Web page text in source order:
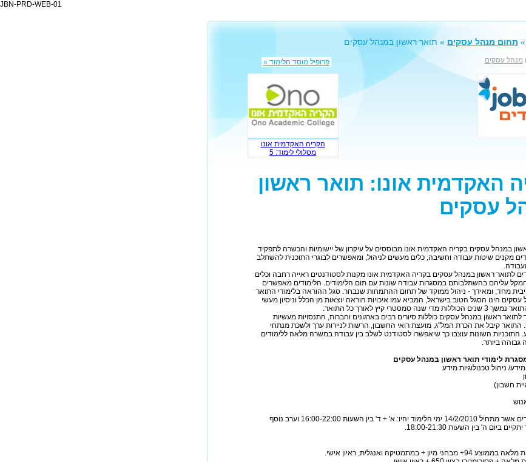
JBN-PRD-WEB-01
» תחום מנהל עסקים » תואר ראשון במנהל עסקים
מנהל עסקים פרופיל מוסד הלימוד »
הקריה האקדמית אונו
מסלולי לימוד: 5
האקדמית אונו: תואר ראשון
עסקים
במנהל עסקים בקריה האקדמית אונו מבוססים על עיקרון של יישומיות והכשרה לתפקיד
מקנים שיטות עבודה וחשיבה, כלים מעשים לניהול, ומאפשרים לבוגרי התוכנית להשתלב
לתואר ראשון במנהל עסקים בקריה האקדמית אונו מקנות לסטודנטים ראייה רחבה וכלים
עליהם בהשתלבותם במסגרות עבודה שונות עם תום הלימודים. הלימודים מאפשרים
מחד, ומאידך - ניהול ממוקד של תחום ההתמחות שנבחר. סגל ההוראה בלימודי התואר
הינו הסגל הטוב בישראל, המביא עמו איכויות הוראה יוצאות מן הכלל וניסיון מעשי
שנה סמסטרי קיץ לאורך כל התואר.
לתואר ראשון במנהל עסקים כוללות סיורים רבים בארגונים וחברות, התנסויות מעשיות
התואר קיבל את הכרת המל"ג, מועצת רואי החשבון, הרשות לניירות ערך ולשכת מנתחי
התוכניות השונות עוצבו כך שיאפשרו לסטודנט לשלב בין עבודה במשרה מלאה ללימודים
גבוהה ביותר.
לימודי תואר ראשון במנהל עסקים
ניהול טכנולוגיות מידע
חשבון)
במחזור הלימודים אשר מתחיל 14/2/2010 ימי הלימוד יהיו: א' + ד' בין השעות 16:00-22:00 וערב נוסף
ביום ה' בין השעות 18:00-21:30.
מיון + במתמטיקה ואנגלית, ראיון אישי.